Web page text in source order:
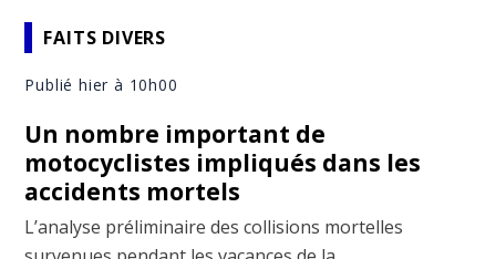
FAITS DIVERS
Publié hier à 10h00
Un nombre important de
motocyclistes impliqués dans les
accidents mortels
L’analyse préliminaire des collisions mortelles